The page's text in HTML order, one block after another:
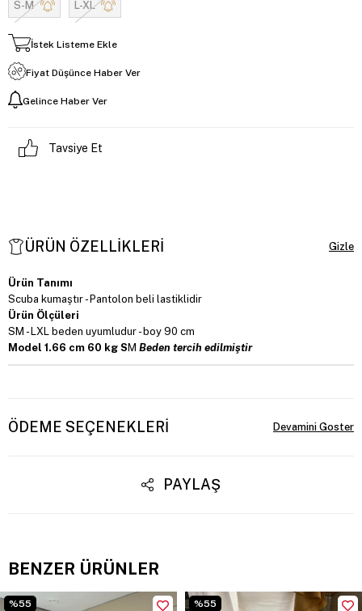
S-M L-XL
İstek Listeme Ekle
Fiyat Düşünce Haber Ver
Gelince Haber Ver
Tavsiye Et
ÜRÜN ÖZELLIKLERI
Ürün Tanımı
Scuba kumaştır - Pantolon beli lastiklidir
Ürün Ölçüleri
SM - LXL beden uyumludur - boy 90 cm
Model 1.66 cm 60 kg S M Beden tercih edilmiştir
ÖDEME SEÇENEKLERI
PAYLAŞ
BENZER ÜRÜNLER
%55 %55